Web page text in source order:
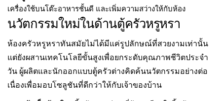
เครื่องใช้บนโต๊ะอาหารชั้นดี และเพิ่มความสว่างให้กับห้อง
นวัตกรรมใหม่ในด้านตู้ครัวหรูหรา
ห้องครัวหรูหราทันสมัยไม่ได้มีแค่รูปลักษณ์ที่สวยงามเท่านั้น
แต่ยังผสานเทคโนโลยีขั้นสูงเพื่อยกระดับคุณภาพชีวิตประจำ
วัน ผู้ผลิตและนักออกแบบตู้ครัวต่างคิดค้นนวัตกรรมอย่างต่อ
เนื่องเพื่อมอบโซลูชันที่ดีกว่าให้กับเจ้าของบ้าน